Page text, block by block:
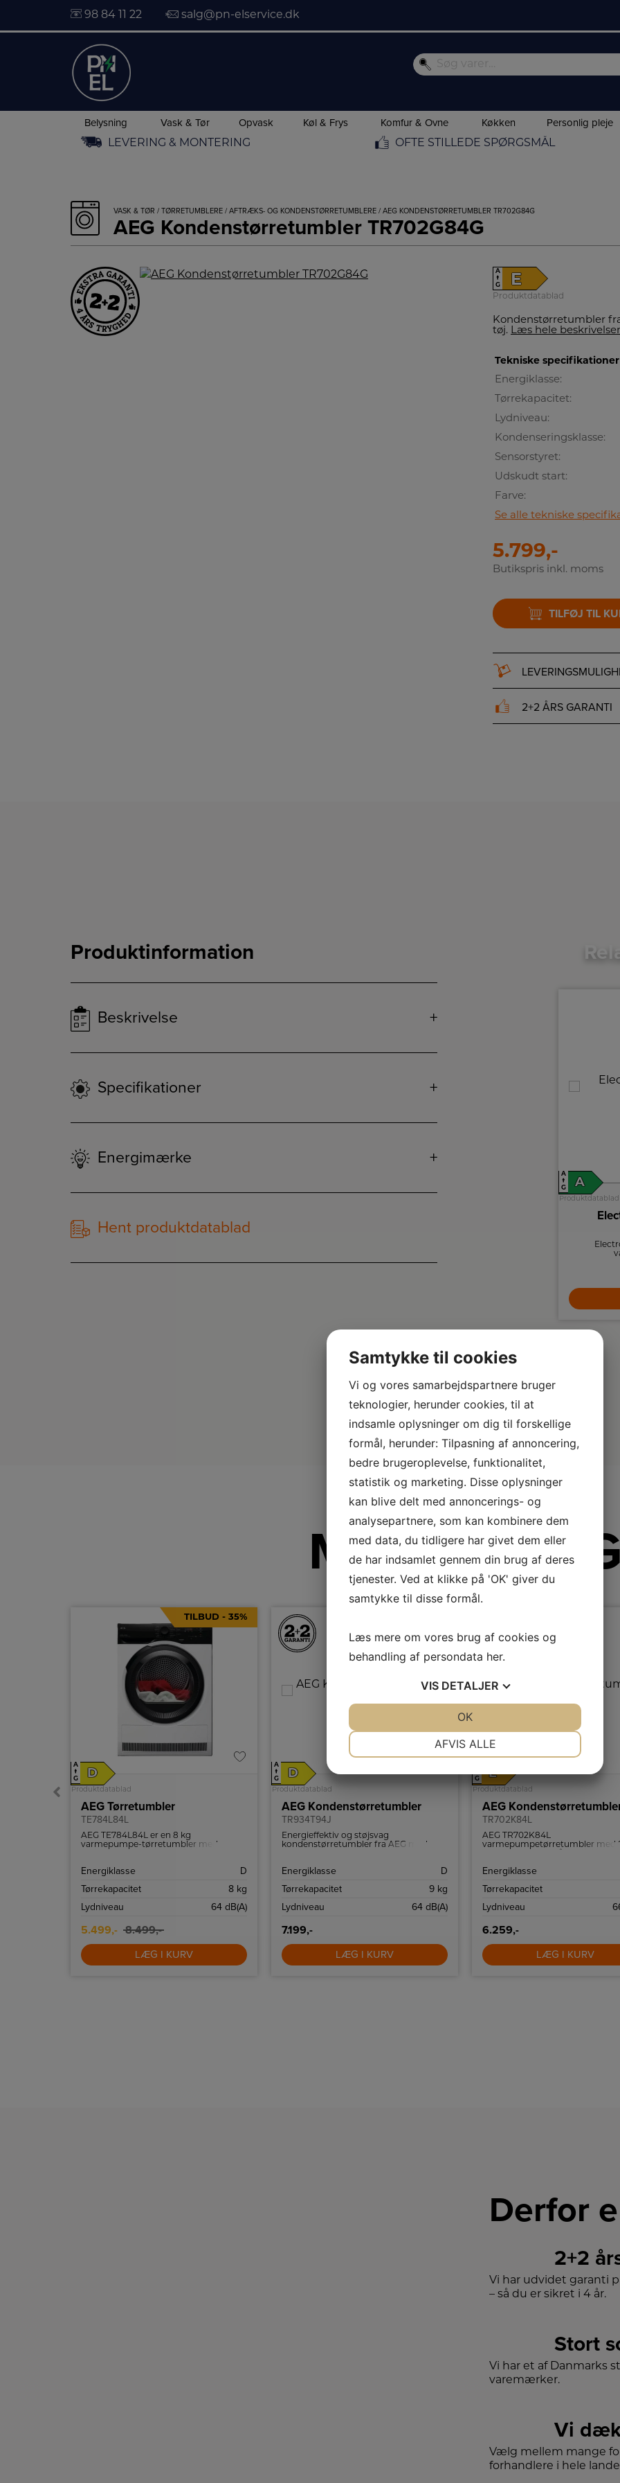
98 84 11 22 salg@pn-elservice.dk
Belysning Vask & Tør Opvask Køl & Frys Komfur & Ovne Køkken Personlig pleje
LEVERING & MONTERING OFTE STILLEDE SPØRGSMÅL
VASK & TØR / TØRRETUMBLERE / AFTRÆKS- OG KONDENSTØRRETUMBLERE / AEG KONDENSTØRRETUMBLER TR702G84G
AEG Kondenstørretumbler TR702G84G
A
↑
G
E
Produktdatablad
Kondenstørretumbler
tøj. Læs hele
Tekniske specifikationer
Energiklasse:
Tørrekapacitet:
Lydniveau:
Kondenseringsklasse:
Sensorstyret:
Udskudt start:
Farve:
Se alle tekniske
5.799,-
Butikspris inkl. moms
TILFØJ TIL
2+2 ÅRS GARANTI
Produktinformation
Beskrivelse
Specifikationer
Energimærke
Hent produktdatablad
A
↑
G
A
Produktdatablad
Mere fra
TILBUD - 35%
A
↑
G
D
Produktdatablad
AEG Tørretumbler
TE784L84L
AEG TE784L84L er en 8 kg
varmepumpe-tørretumbler med
Energiklasse
D
Tørrekapacitet
8 kg
Lydniveau
64 dB(A)
5.499,- 8.499,-
LÆG I KURV
A
↑
G
D
Produktdatablad
AEG Kondenstørretumbler
TR934T94J
Energieffektiv og støjsvag
kondenstørretumbler fra AEG med
Energiklasse
D
Tørrekapacitet
9 kg
Lydniveau
64 dB(A)
7.199,-
LÆG I KURV
G
E
Produktdatablad
AEG
TR702K84L
AEG TR702K84L
varmepumpetørretumbler med
PreciseDry sikrer jævn tørring
dør, mindre krøl og fleksibel
Energiklasse
Tørrekapacitet
Lydniveau
6.259,-
LÆG I KURV
Derfor
2+2
Vi har udvidet garanti
– så du er sikret i 4 år.
Stort
Vi har et af Danmarks
varemærker.
Vi
Vælg mellem mange
forhandlere i hele
Samtykke til cookies
Vi og vores samarbejdspartnere bruger
teknologier, herunder cookies, til at
indsamle oplysninger om dig til forskellige
formål, herunder: Tilpasning af annoncering,
bedre brugeroplevelse, funktionalitet,
statistik og marketing. Disse oplysninger
kan blive delt med annoncerings- og
analysepartnere, som kan kombinere dem
med data, du tidligere har givet dem eller
de har indsamlet gennem din brug af deres
tjenester. Ved at klikke på 'OK' giver du
samtykke til disse formål.
Læs mere om vores brug af cookies og
behandling af persondata her.
VIS DETALJER
STATISTIK
AFVIS ALLE
OK